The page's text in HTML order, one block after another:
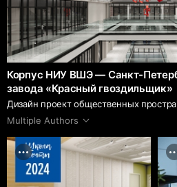
Корпус НИУ ВШЭ — Санкт-
завода «Красный гвоздильщик»
Дизайн проект общественных
Multiple Authors